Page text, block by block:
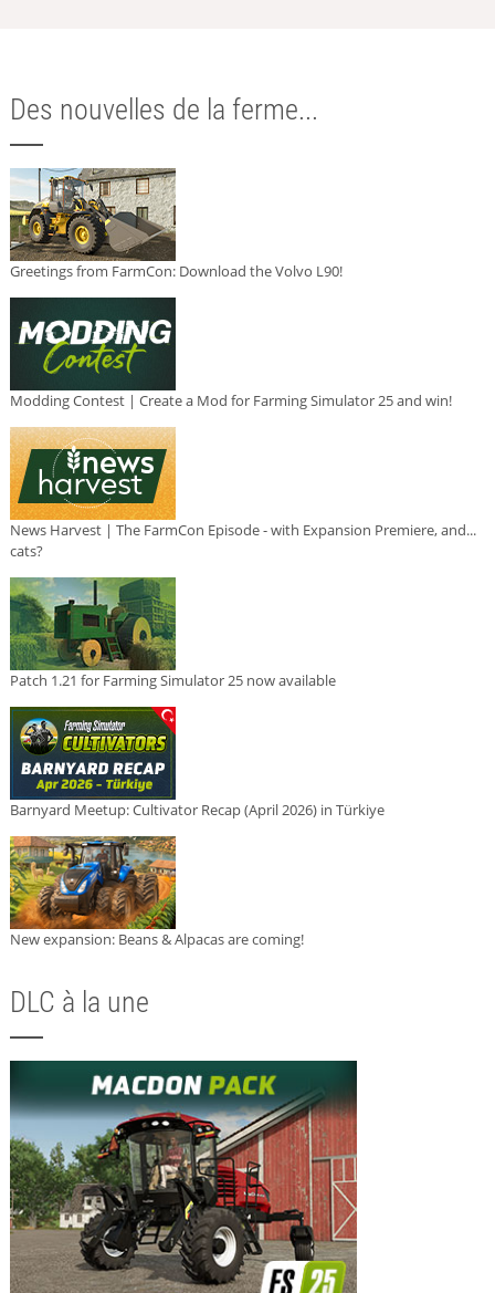
Des nouvelles de la ferme...
Greetings from FarmCon: Download the Volvo L90!
Modding Contest | Create a Mod for Farming Simulator 25 and win!
News Harvest | The FarmCon Episode - with Expansion Premiere, and...
cats?
Patch 1.21 for Farming Simulator 25 now available
Barnyard Meetup: Cultivator Recap (April 2026) in Türkiye
New expansion: Beans & Alpacas are coming!
DLC à la une